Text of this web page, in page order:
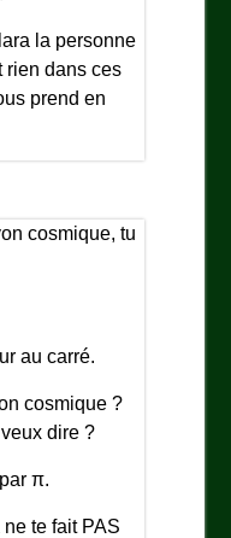
la personne
rien dans ces
prend en
cosmique, tu
au carré.
cosmique ?
dire ?
π.
te fait PAS